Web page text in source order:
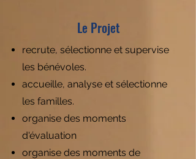
Le Projet
recrute, sélectionne et supervise
les bénévoles.
accueille, analyse et sélectionne
les familles.
organise des moments
d'évaluation
organise des moments de